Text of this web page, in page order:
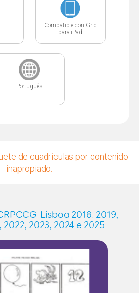
Compatible con Grid
para iPad
Português
de cuadrículas por contenido
inapropiado.
Lisboa 2018, 2019,
2022, 2023, 2024 e 2025